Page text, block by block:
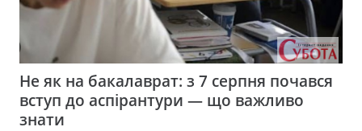
Не як на бакалаврат: з 7 серпня почався
вступ до аспірантури — що важливо
знати